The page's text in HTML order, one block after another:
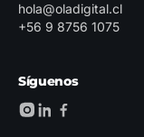
hola@oladigital.cl
+56 9 8756 1075
Síguenos